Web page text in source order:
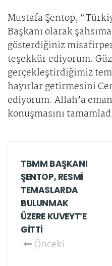
Mustafa Şentop,
Başkanı olarak
gösterdiğiniz
teşekkür ediyorum.
gerçekleştirdiğimiz
hayırlar getirmesini
ediyorum. Allah’a
konuşmasını
TBMM BAŞKANI
ŞENTOP, RESMİ
TEMASLARDA
BULUNMAK
ÜZERE KUVEYT’E
GİTTİ
Önceki